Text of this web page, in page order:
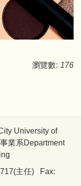
瀏覽數: 176
University of
業系Department
主任) Fax: